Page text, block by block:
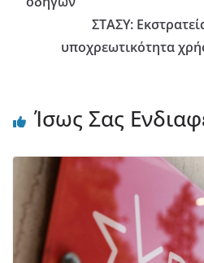
ΣΤΑΣΥ:
υποχρεωτικότητα
Ίσως Σας